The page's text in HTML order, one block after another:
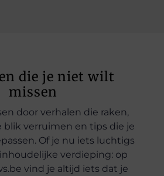
die je niet wilt
missen
door verhalen die raken,
blik verruimen en tips die je
Of je nu iets luchtigs
verdieping: op
vind je altijd iets dat je